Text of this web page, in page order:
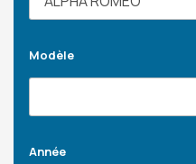
Modèle
Année